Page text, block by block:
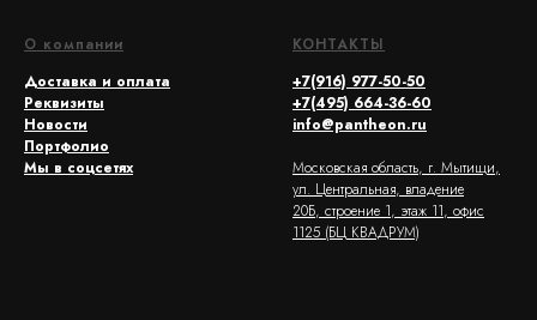
О компании
Доставка и оплата
Реквизиты
Новости
Портфолио
Мы в соцсетях
КОНТАКТЫ
+7(916) 977-50-50
+7(495) 664-36-60
info@pantheon.ru
Московская область, г. Мытищи,
ул. Центральная, владение
20Б, строение 1, этаж 11, офис
1125 (БЦ КВАДРУМ)